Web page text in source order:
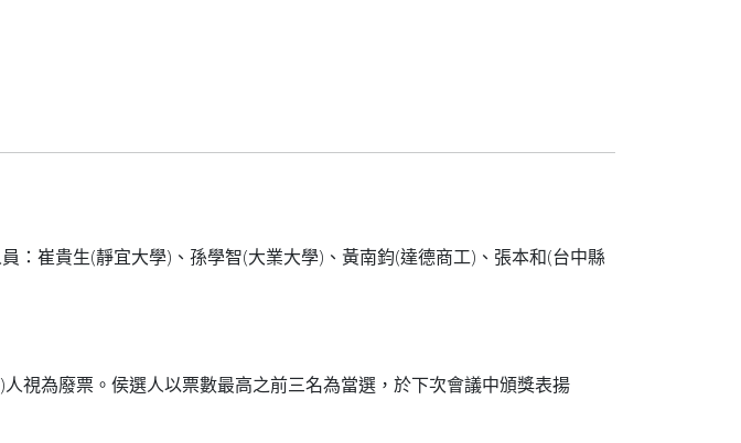
崔貴生(靜宜大學)、孫學智(大業大學)、黃南鈞(達德商工)、張本和(台中縣
視為廢票。侯選人以票數最高之前三名為當選，於下次會議中頒獎表揚